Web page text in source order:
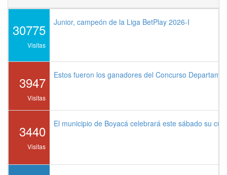
30775
Visitas
Junior, campeón de la Liga BetPlay 2026-I
3947
Visitas
Estos fueron los ganadores del Concurso
3440
Visitas
El municipio de Boyacá celebrará este sábado su